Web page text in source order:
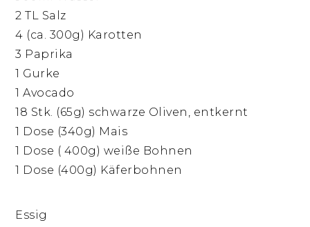
2 TL Salz
4 (ca. 300g) Karotten
3 Paprika
1 Gurke
1 Avocado
18 Stk. (65g) schwarze Oliven, entkernt
1 Dose (340g) Mais
1 Dose ( 400g) weiße Bohnen
1 Dose (400g) Käferbohnen
Essig